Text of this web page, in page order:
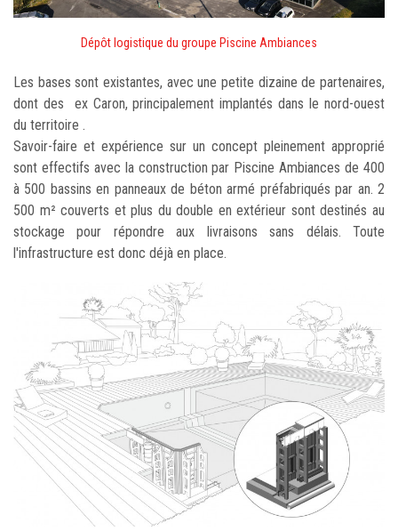
Dépôt logistique du groupe Piscine Ambiances
Les bases sont existantes, avec une petite dizaine de partenaires,
dont des ex Caron, principalement implantés dans le nord-ouest
du territoire .
Savoir-faire et expérience sur un concept pleinement approprié
sont effectifs avec la construction par Piscine Ambiances de 400
à 500 bassins en panneaux de béton armé préfabriqués par an. 2
500 m² couverts et plus du double en extérieur sont destinés au
stockage pour répondre aux livraisons sans délais. Toute
l'infrastructure est donc déjà en place.